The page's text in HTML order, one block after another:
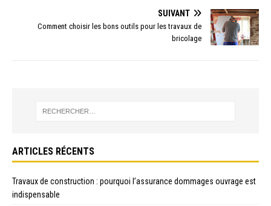
SUIVANT
Comment choisir les bons outils pour les travaux de
bricolage
ARTICLES RÉCENTS
Travaux de construction : pourquoi l’assurance dommages ouvrage est
indispensable